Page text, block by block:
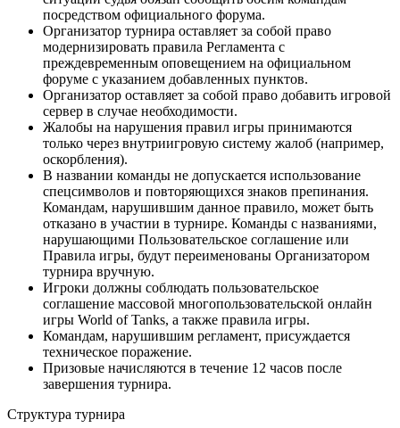
посредством официального форума.
Организатор турнира оставляет за собой право
модернизировать правила Регламента с
преждевременным оповещением на официальном
форуме с указанием добавленных пунктов.
Организатор оставляет за собой право добавить игровой
сервер в случае необходимости.
Жалобы на нарушения правил игры принимаются
только через внутриигровую систему жалоб (например,
оскорбления).
В названии команды не допускается использование
спецсимволов и повторяющихся знаков препинания.
Командам, нарушившим данное правило, может быть
отказано в участии в турнире. Команды с названиями,
нарушающими Пользовательское соглашение или
Правила игры, будут переименованы Организатором
турнира вручную.
Игроки должны соблюдать пользовательское
соглашение массовой многопользовательской онлайн
игры World of Tanks, а также правила игры.
Командам, нарушившим регламент, присуждается
техническое поражение.
Призовые начисляются в течение 12 часов после
завершения турнира.
Структура турнира